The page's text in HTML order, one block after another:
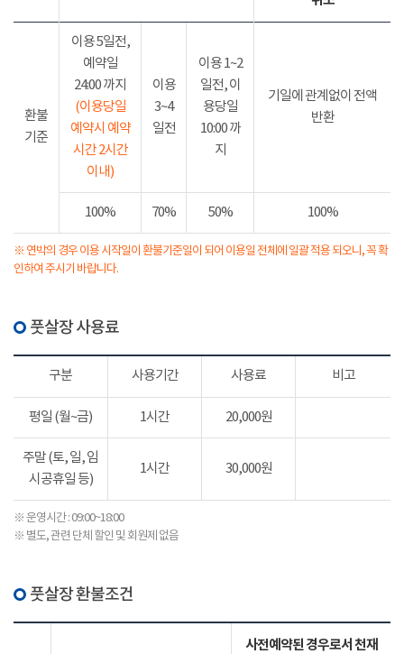
환불
기준
이용 5일전,
예약일
24:00 까지
(이용당일
예약시 예약
시간 2시간
이내)
이용
3~4
일전
이용 1~2
일전, 이
용당일
10:00 까
지
기일에 관계없이 전액
반환
100% 70% 50% 100%
※ 연박의 경우 이용 시작일이 환불기준일이 되어 이용일 전체에 일괄 적용 되오니, 꼭 확
인하여 주시기 바랍니다.
풋살장 사용료
구분 사용기간 사용료 비고
평일 (월~금) 1시간 20,000원
주말 (토, 일, 임
시공휴일 등)
1시간 30,000원
※ 운영시간 : 09:00~18:00
※ 별도, 관련 단체 할인 및 회원제 없음
풋살장 환불조건
사전예약된 경우로서 천재